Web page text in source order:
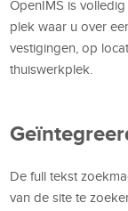
OpenIMS is
plek waar u over
vestigingen, op
thuiswerkplek.
De full tekst
van de site te